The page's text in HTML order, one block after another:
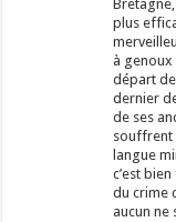
plus
à
départ
dernier
de ses
souffrent
langue
c’est
du crime
aucun ne